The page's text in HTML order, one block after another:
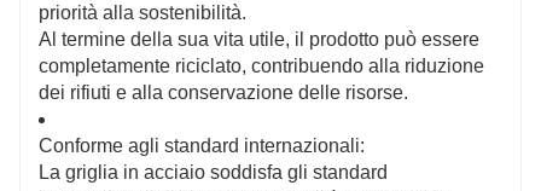
priorità alla sostenibilità.
Al termine della sua vita utile, il prodotto può essere
completamente riciclato, contribuendo alla riduzione
dei rifiuti e alla conservazione delle risorse.
Conforme agli standard internazionali:
La griglia in acciaio soddisfa gli standard